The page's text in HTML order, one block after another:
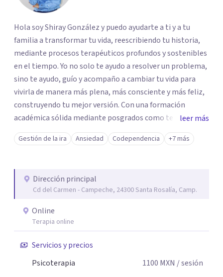
Hola soy Shiray González y puedo ayudarte a ti y a tu
familia a transformar tu vida, reescribiendo tu historia,
mediante procesos terapéuticos profundos y sostenibles
en el tiempo. Yo no solo te ayudo a resolver un problema,
sino te ayudo, guío y acompaño a cambiar tu vida para
vivirla de manera más plena, más consciente y más feliz,
construyendo tu mejor versión. Con una formación
académica sólida mediante posgrados como terapeuta
breve, familiar e infantil, así como con respaldo
profesional y experiencia clínica de más de 26 años y
auténtica y comunicación clara y directa para darte
seguridad emocional y una dirección firme de tu proceso
de cambio.
leer más
Gestión de la ira Ansiedad Codependencia +7 más
Dirección principal
Cd del Carmen - Campeche, 24300 Santa Rosalía, Camp.
Online
Terapia online
Servicios y precios
Psicoterapia
1100 MXN / sesión